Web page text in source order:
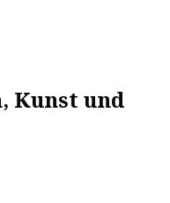
Kunst und